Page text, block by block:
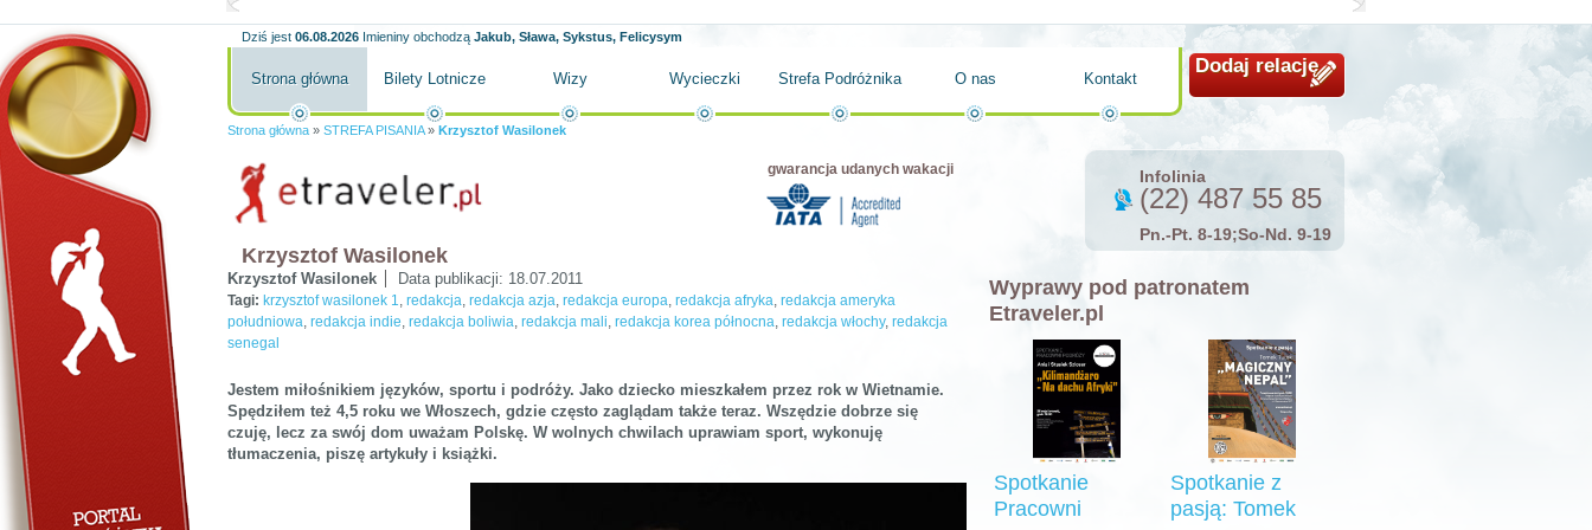
Dziś jest 06.08.2026 Imieniny obchodzą Jakub, Sława, Sykstus, Felicysym
Dodaj relację
Strona główna Bilety Lotnicze Wizy Wycieczki Strefa Podróżnika O nas Kontakt
Strona główna » STREFA PISANIA » Krzysztof Wasilonek
gwarancja udanych wakacji
Krzysztof Wasilonek
Krzysztof Wasilonek Data publikacji: 18.07.2011
Tagi: krzysztof wasilonek 1, redakcja, redakcja azja, redakcja europa, redakcja afryka, redakcja ameryka
południowa, redakcja indie, redakcja boliwia, redakcja mali, redakcja korea północna, redakcja włochy, redakcja
senegal
Jestem miłośnikiem języków, sportu i podróży. Jako dziecko mieszkałem przez rok w Wietnamie.
Spędziłem też 4,5 roku we Włoszech, gdzie często zaglądam także teraz. Wszędzie dobrze się
czuję, lecz za swój dom uważam Polskę. W wolnych chwilach uprawiam sport, wykonuję
tłumaczenia, piszę artykuły i książki.
Infolinia
(22) 487 55 85
Pn.-Pt. 8-19;So-Nd. 9-19
Wyprawy pod patronatem
Etraveler.pl
Spotkanie
Pracowni
Spotkanie z
pasją: Tomek